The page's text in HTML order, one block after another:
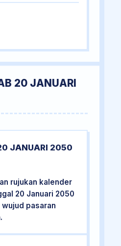
20 JANUARI
JANUARI 2050
rujukan kalender
20 Januari 2050
pasaran
.